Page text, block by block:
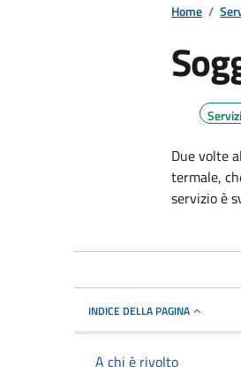
Home /
Due volte
termale,
servizio è
INDICE DELLA PAGINA
A chi è rivolto